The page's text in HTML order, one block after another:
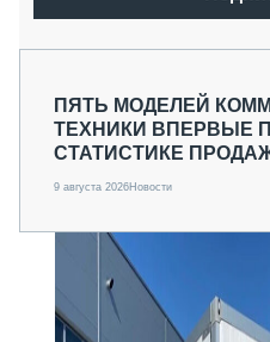
ПЯТЬ МОДЕЛЕЙ
ТЕХНИКИ ВПЕРВЫЕ
СТАТИСТИКЕ
9 августа 2026Новости